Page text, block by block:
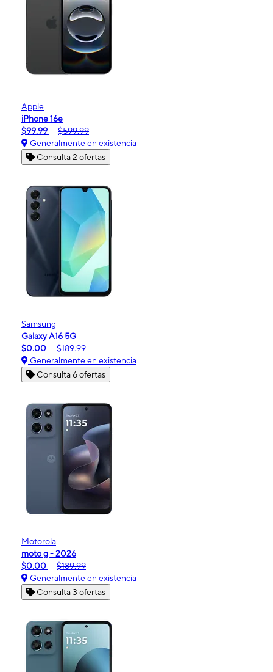
Apple
iPhone 16e
$99.99
$599.99
Generalmente en existencia
Consulta 2 ofertas
Samsung
Galaxy A16 5G
$0.00
$189.99
Generalmente en existencia
Consulta 6 ofertas
Motorola
moto g - 2026
$0.00
$189.99
Generalmente en existencia
Consulta 3 ofertas